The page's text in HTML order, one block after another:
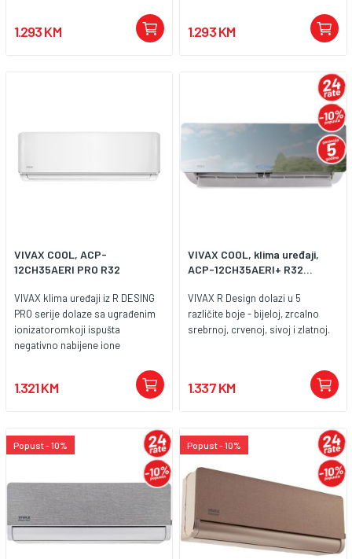
1.293 KM 1.293 KM
VIVAX COOL, ACP-
12CH35AERI PRO R32
VIVAX klima uređaji iz R DESING
PRO serije dolaze sa ugrađenim
ionizatoromkoji ispušta
negativno nabijene ione
česticekoje slobodno lebde
zrakom i na taj način uništava
kompresora o
mogućujuučinkovitiji rad u modu
grijanja i sprječavaju smrzavanje
vanjskejedinice pri niskim
vanjskim temperaturama.
1.321 KM
VIVAX COOL, klima uređaji,
ACP-12CH35AERI+ R32...
VIVAX R Design dolazi u 5
različite boje - bijeloj, zrcalno
srebrnoj, crvenoj, sivoj i zlatnoj.
1.337 KM
Popust - 10% Popust - 10%